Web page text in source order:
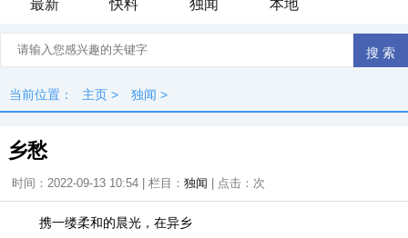
最新
快料 独闻 本地
当前位置： 主页 > 独闻 >
乡愁
时间：2022-09-13 10:54 | 栏目： 独闻 | 点击： 次
携一缕柔和的晨光，在异乡